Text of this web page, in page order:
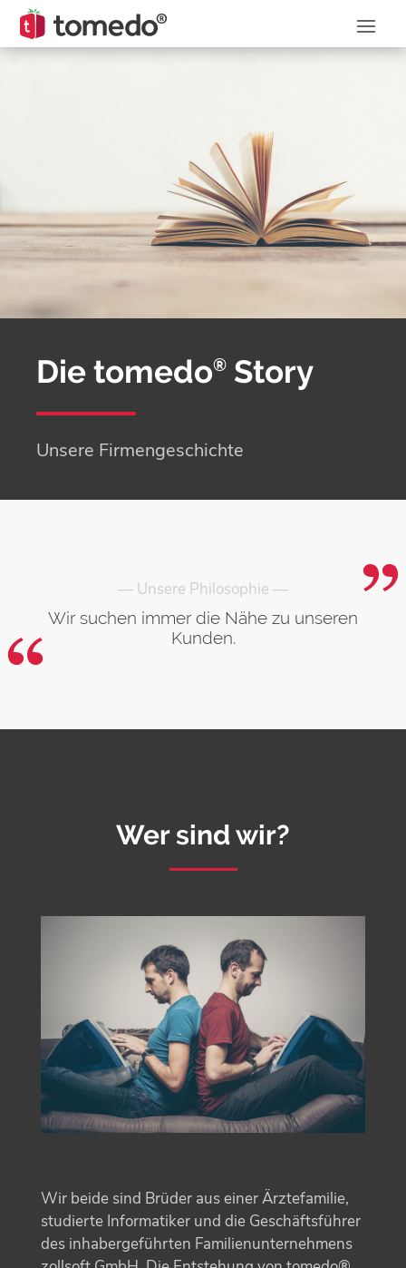
Die tomedo® Story
Unsere Firmengeschichte
— Unsere Philosophie —
Wir suchen immer die Nähe zu unseren
Kunden.
Wer sind wir?
Wir beide sind Brüder aus einer Ärztefamilie,
studierte Informatiker und die Geschäftsführer
des inhabergeführten Familienunternehmens